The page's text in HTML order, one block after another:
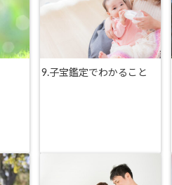
9.子宝鑑定でわかること